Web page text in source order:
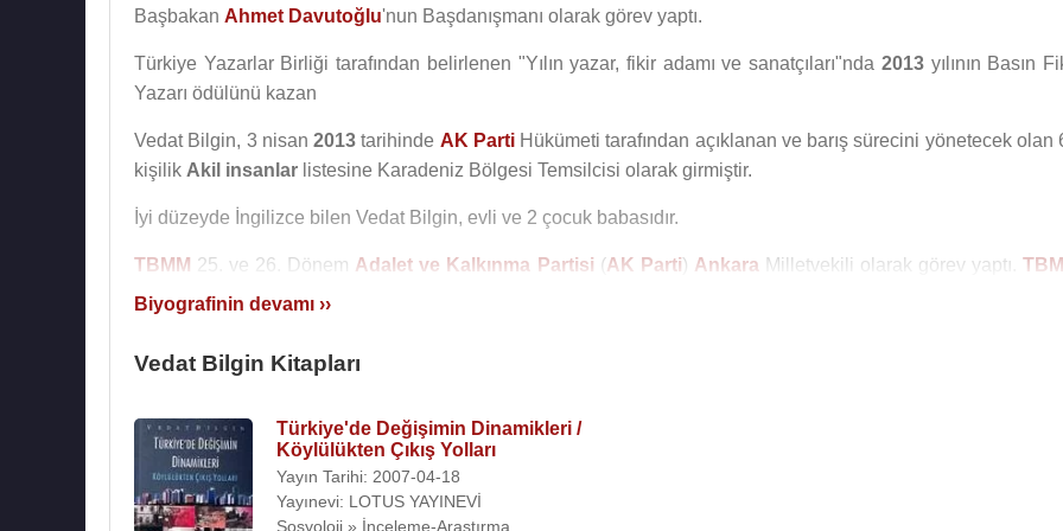
Başbakan Ahmet Davutoğlu'nun Başdanışmanı olarak görev yaptı.
Türkiye Yazarlar Birliği tarafından belirlenen "Yılın yazar, fikir adamı ve sanatçıları"nda 2013yılının Basın
Yazarı ödülünü kazan
Vedat Bilgin, 3 nisan 2013 tarihinde AK PartiHükümeti tarafından açıklanan ve barış sürecini yönetecek olan
kişilik Akil insanlar listesine Karadeniz Bölgesi Temsilcisi olarak girmiştir.
İyi düzeyde İngilizce bilen Vedat Bilgin, evli ve 2 çocuk babasıdır.
TBMM 25. ve 26. Dönem Adalet ve Kalkınma Partisi (AK Parti) Ankara Milletvekili olarak görev yaptı.
İnsan Haklarını İnceleme Komisyonu Üyesi, AGİTPA (Avrupa Güvenlik ve İşbirliği Teşkilatı
22 Şubat2019tarihinde Cumhurbaşkanı
21 Nisan2021 tarihinde Cumhurbaşkanı Recep Tayyip Erdoğan
görevden alınarak yerine Aile, Çalışma ve Sosyal Hizmetler Bakanlığı ikiye bölündü. Yeni kurulan iki
biri olan Aile ve Sosyal Hizmetler Bakanlığı görevine
Vedat Bilginatandı.
Biyografinin devamı ››
Vedat Bilgin Kitapları
Türkiye'de Değişimin Dinamikleri /
Köylülükten Çıkış Yolları
Yayın Tarihi: 2007-04-18
Yayınevi: LOTUS YAYINEVİ
Sosyoloji » İnceleme-Araştırma